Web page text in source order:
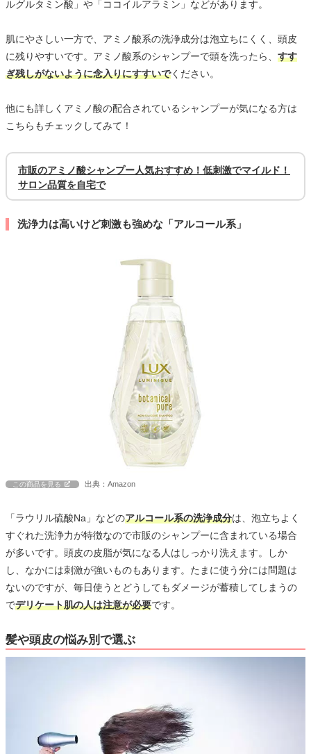
ルグルタミン酸」や「ココイルアラミン」などがあります。
肌にやさしい一方で、アミノ酸系の洗浄成分は泡立ちにくく、頭皮
に残りやすいです。アミノ酸系のシャンプーで頭を洗ったら、 すす
ぎ残しがないように念入りにすすいでください。
他にも詳しくアミノ酸の配合されているシャンプーが気になる方は
こちらもチェックしてみて！
市販のアミノ酸シャンプー人気おすすめ！低刺激でマイルド！
サロン品質を自宅で
洗浄力は高いけど刺激も強めな「アルコール系」
この商品を見る 出典：Amazon
「ラウリル硫酸Na」などのアルコール系の洗浄成分は、泡立ちよく
すぐれた洗浄力が特徴なので市販のシャンプーに含まれている場合
が多いです。頭皮の皮脂が気になる人はしっかり洗えます。しか
し、なかには刺激が強いものもあります。たまに使う分には問題は
ないのですが、毎日使うとどうしてもダメージが蓄積してしまうの
でデリケート肌の人は注意が必要です。
髪や頭皮の悩み別で選ぶ